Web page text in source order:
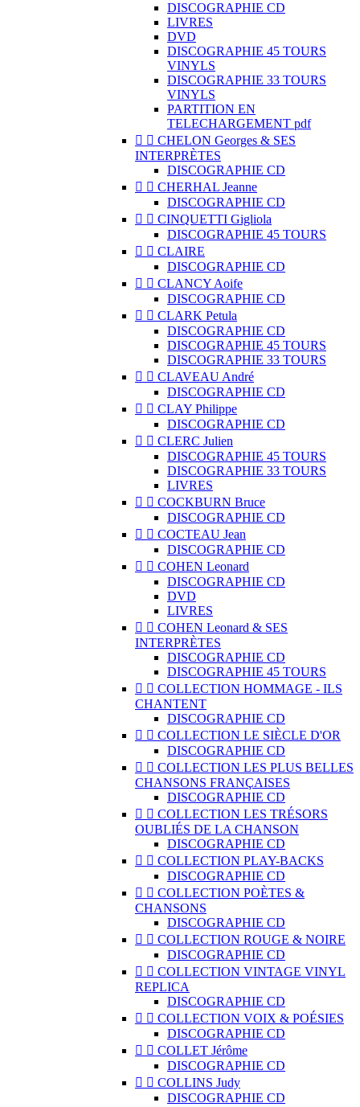
DISCOGRAPHIE CD
LIVRES
DVD
DISCOGRAPHIE 45 TOURS
VINYLS
DISCOGRAPHIE 33 TOURS
VINYLS
PARTITION EN
TELECHARGEMENT pdf
  CHELON Georges & SES
INTERPRÈTES
DISCOGRAPHIE CD
  CHERHAL Jeanne
DISCOGRAPHIE CD
  CINQUETTI Gigliola
DISCOGRAPHIE 45 TOURS
  CLAIRE
DISCOGRAPHIE CD
  CLANCY Aoife
DISCOGRAPHIE CD
  CLARK Petula
DISCOGRAPHIE CD
DISCOGRAPHIE 45 TOURS
DISCOGRAPHIE 33 TOURS
  CLAVEAU André
DISCOGRAPHIE CD
  CLAY Philippe
DISCOGRAPHIE CD
  CLERC Julien
DISCOGRAPHIE 45 TOURS
DISCOGRAPHIE 33 TOURS
LIVRES
  COCKBURN Bruce
DISCOGRAPHIE CD
  COCTEAU Jean
DISCOGRAPHIE CD
  COHEN Leonard
DISCOGRAPHIE CD
DVD
LIVRES
  COHEN Leonard & SES
INTERPRÈTES
DISCOGRAPHIE CD
DISCOGRAPHIE 45 TOURS
  COLLECTION HOMMAGE - ILS
CHANTENT
DISCOGRAPHIE CD
  COLLECTION LE SIÈCLE D'OR
DISCOGRAPHIE CD
  COLLECTION LES PLUS BELLES
CHANSONS FRANÇAISES
DISCOGRAPHIE CD
  COLLECTION LES TRÉSORS
OUBLIÉS DE LA CHANSON
DISCOGRAPHIE CD
  COLLECTION PLAY-BACKS
DISCOGRAPHIE CD
  COLLECTION POÈTES &
CHANSONS
DISCOGRAPHIE CD
  COLLECTION ROUGE & NOIRE
DISCOGRAPHIE CD
  COLLECTION VINTAGE VINYL
REPLICA
DISCOGRAPHIE CD
  COLLECTION VOIX & POÉSIES
DISCOGRAPHIE CD
  COLLET Jérôme
DISCOGRAPHIE CD
  COLLINS Judy
DISCOGRAPHIE CD